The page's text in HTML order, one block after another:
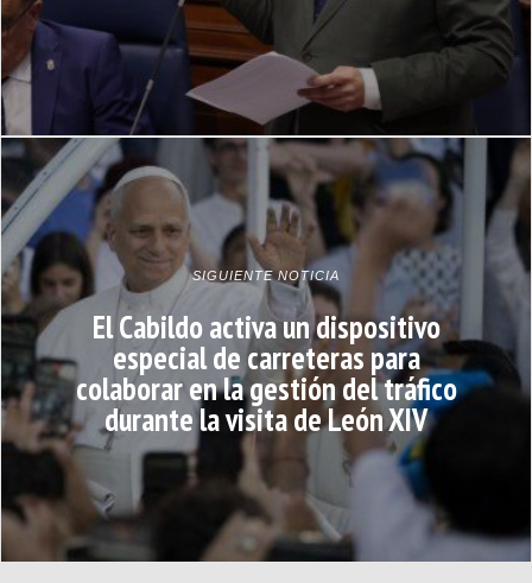
SIGUIENTE NOTICIA
El Cabildo activa un dispositivo
especial de carreteras para
colaborar en la gestión del tráfico
durante la visita de León XIV